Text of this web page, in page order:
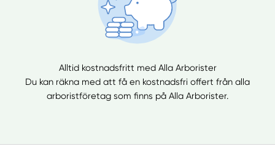
Alltid kostnadsfritt med Alla Arborister
Du kan räkna med att få en kostnadsfri offert från alla
arboristföretag som finns på Alla Arborister.